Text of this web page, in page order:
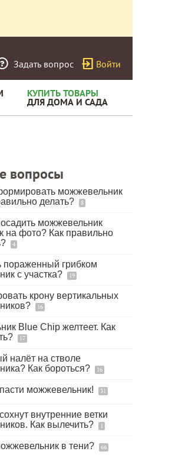
Задать вопрос Войти
КУПИТЬ ТОВАРЫ
ДЛЯ ДОМА И САДА
вопросы
можжевельник
делать?
8
можжевельник
на фото? Как правильно
4
пораженный грибком
с участка?
19
крону вертикальных
16
Blue Chip желтеет. Как
17
налёт на стволе
Как бороться?
16
можжевельник! 31
внутренние ветки
Как вылечить?
1
в тени? 66